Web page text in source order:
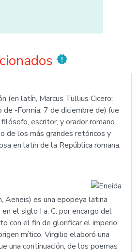
new_releases
(en latín, Marcus Tullius Cicero;
de -Formia, 7 de diciembre de) fue
escritor, y orador romano.
de los más grandes retóricos y
en latín de la República romana.
Aeneis) es una epopeya latina
el siglo I a. C. por encargo del
con el fin de glorificar el imperio
mítico. Virgilio elaboró una
una continuación, de los poemas